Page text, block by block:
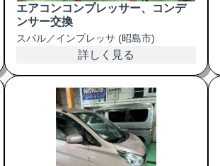
エアコンコンプレッサー、コンデ
ンサー交換
スバル／インプレッサ (昭島市)
詳しく見る